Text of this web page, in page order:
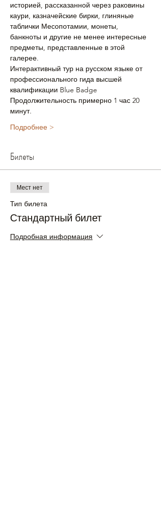
историей, рассказанной через раковины
каури, казначейские бирки, глиняные
таблички Месопотамии, монеты,
банкноты и другие не менее интересные
предметы, представленные в этой
галерее.
Интерактивный тур на русском языке от
профессионального гида высшей
квалификации Blue Badge
Продолжительность примерно 1 час 20
минут.
Подробнее >
Билеты
Мест нет
Тип билета
Стандартный билет
Подробная информация